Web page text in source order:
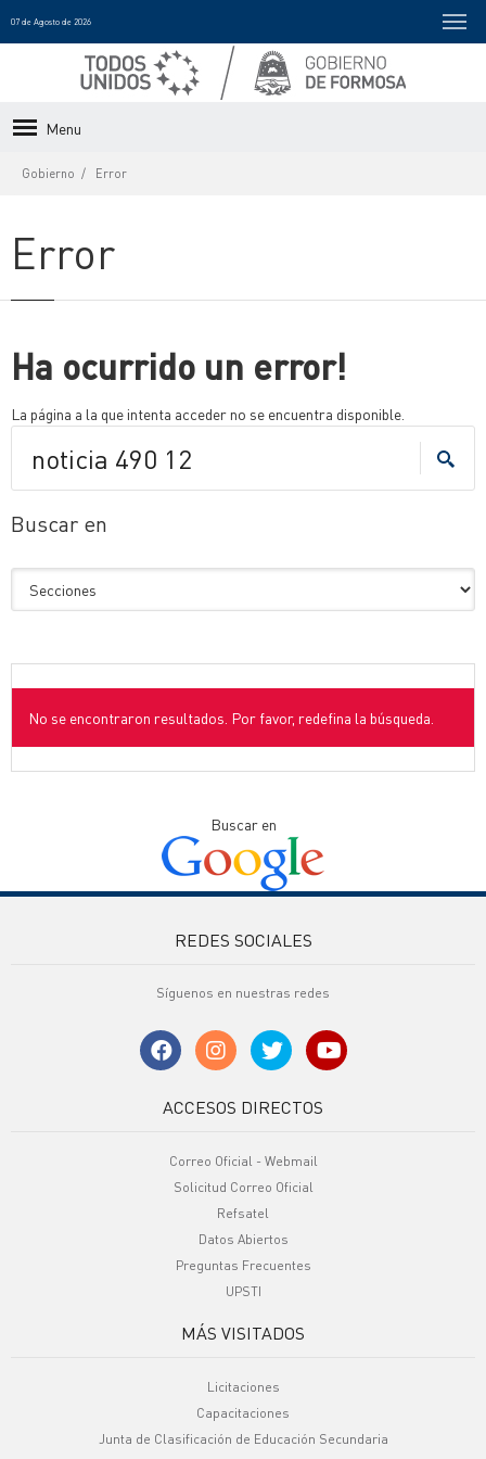
07 de Agosto de 2026
Menu
Gobierno Error
Error
Ha ocurrido un error!
La página a la que intenta acceder no se encuentra disponible.
Buscar en
No se encontraron resultados. Por favor, redefina la búsqueda.
Buscar en
REDES SOCIALES
Síguenos en nuestras redes
ACCESOS DIRECTOS
Correo Oficial - Webmail
Solicitud Correo Oficial
Refsatel
Datos Abiertos
Preguntas Frecuentes
UPSTI
MÁS VISITADOS
Licitaciones
Capacitaciones
Junta de Clasificación de Educación Secundaria